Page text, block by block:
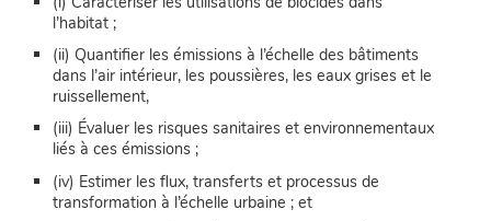
l’habitat ;
(ii) Quantifier les émissions à l’échelle des bâtiments
dans l’air intérieur, les poussières, les eaux grises et le
ruissellement,
(iii) Évaluer les risques sanitaires et environnementaux
liés à ces émissions ;
(iv) Estimer les flux, transferts et processus de
transformation à l’échelle urbaine ; et